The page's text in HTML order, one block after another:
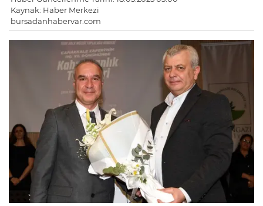
Kaynak: Haber Merkezi
bursadanhabervar.com